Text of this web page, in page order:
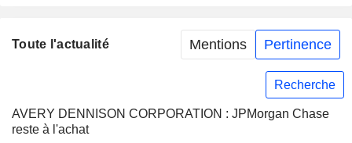
Toute l'actualité Mentions Pertinence
Recherche
AVERY DENNISON CORPORATION : JPMorgan Chase
reste à l'achat